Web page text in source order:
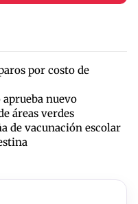
por costo de
nuevo
áreas verdes
de vacunación escolar